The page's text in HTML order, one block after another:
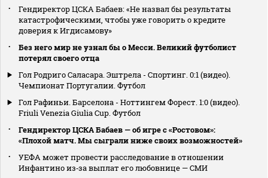
Гендиректор ЦСКА Бабаев: «Не назвал бы результаты
катастрофическими, чтобы уже говорить о кредите
доверия к Игдисамову»
Без него мир не узнал бы о Месси. Великий футболист
потерял своего отца
Гол Родриго Саласара. Эштрела - Спортинг. 0:1 (видео).
Чемпионат Португалии. Футбол
Гол Рафиньи. Барселона - Ноттингем Форест. 1:0 (видео).
Friuli Venezia Giulia Cup. Футбол
Гендиректор ЦСКА Бабаев — об игре с «Ростовом»:
«Плохой матч. Мы сыграли ниже своих возможностей»
УЕФА может провести расследование в отношении
Инфантино из‑за выплат его любовнице — СМИ